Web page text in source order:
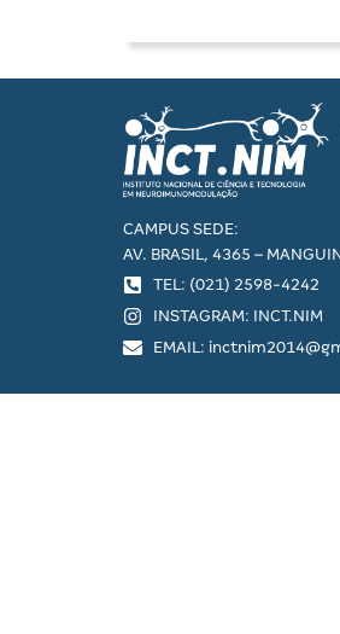
CAMPUS SEDE:
AV. BRASIL, 4365 –
TEL: (021) 2598-4242
INSTAGRAM: INCT.NIM
EMAIL: